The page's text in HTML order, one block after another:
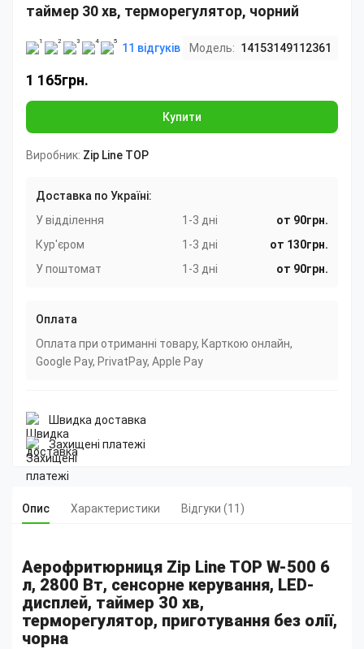
таймер 30 хв, терморегулятор, чорний
11 відгуків Модель: 14153149112361
1 165грн.
Купити
Виробник: Zip Line TOP
Доставка по Україні:
У відділення
1-3 дні
от 90грн.
Кур'єром
1-3 дні
от 130грн.
У поштомат
1-3 дні от 90грн.
Оплата
Оплата при отриманні товару, Карткою онлайн,
Google Pay, PrivatPay, Apple Pay
Швидка доставка
Захищені платежі
Опис Характеристики Відгуки (11)
Аерофритюрниця Zip Line TOP W-500 6
л, 2800 Вт, сенсорне керування, LED-
дисплей, таймер 30 хв,
терморегулятор, приготування без олії,
чорна